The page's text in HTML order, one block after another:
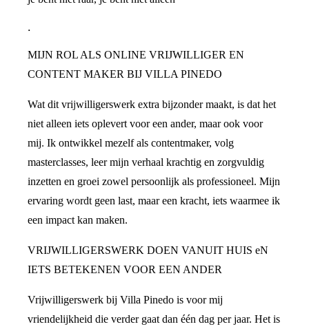
.
MIJN ROL ALS ONLINE VRIJWILLIGER EN
CONTENT MAKER BIJ VILLA PINEDO
Wat dit vrijwilligerswerk extra bijzonder maakt, is dat het
niet alleen iets oplevert voor een ander, maar ook voor
mij. Ik ontwikkel mezelf als contentmaker, volg
masterclasses, leer mijn verhaal krachtig en zorgvuldig
inzetten en groei zowel persoonlijk als professioneel. Mijn
ervaring wordt geen last, maar een kracht, iets waarmee ik
een impact kan maken.
VRIJWILLIGERSWERK DOEN VANUIT HUIS eN
IETS BETEKENEN VOOR EEN ANDER
Vrijwilligerswerk bij Villa Pinedo is voor mij
vriendelijkheid die verder gaat dan één dag per jaar. Het is